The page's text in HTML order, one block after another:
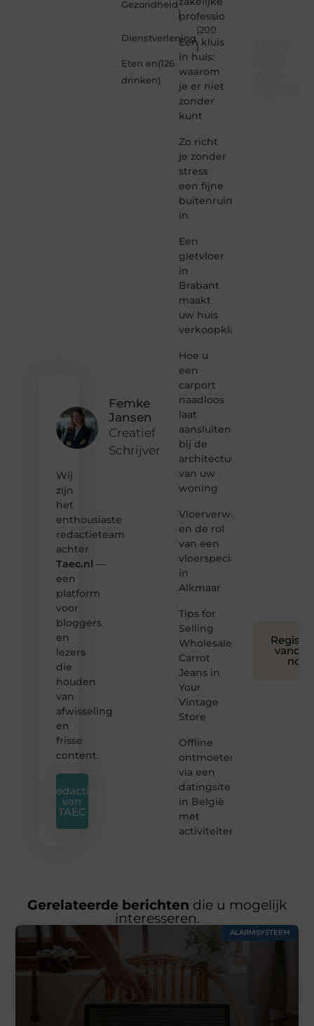
Femke
Jansen
Creatief
Schrijver
Wij
zijn
het
enthousiaste
redactieteam
achter
Taec.nl —
een
platform
voor
bloggers
en
lezers
die
houden
van
afwisseling
en
frisse
content.
Redactie
van
TAEC
Gezondheid
)
Dienstverlening
(200
)
Eten en
drinken
(126
)
professio
Een kluis
in huis:
waarom
je er niet
zonder
kunt
Zo richt
je zonder
stress
een fijne
buitenruimte
in
Een
gietvloer
in
Brabant
maakt
uw huis
verkoopklaar
Hoe u
een
carport
naadloos
laat
aansluiten
bij de
architectuur
van uw
woning
Vloerverwarming
en de rol
van een
vloerspecialist
in
Alkmaar
Tips for
Selling
Wholesale
Carrot
Jeans in
Your
Vintage
Store
Offline
ontmoeten
via een
datingsite
in België
met
activiteiten
nog
Gerelateerde berichten die u mogelijk
interesseren.
ALARMSYSTEEM